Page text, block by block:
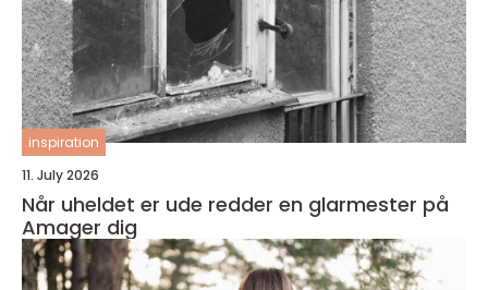
inspiration
11. July 2026
Når uheldet er ude redder en glarmester på
Amager dig